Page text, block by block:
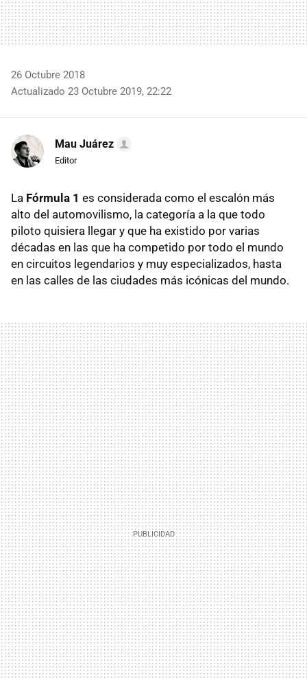
26 Octubre 2018
Actualizado 23 Octubre 2019, 22:22
Mau Juárez
Editor
La Fórmula 1 es considerada como el escalón más
alto del automovilismo, la categoría a la que todo
piloto quisiera llegar y que ha existido por varias
décadas en las que ha competido por todo el mundo
en circuitos legendarios y muy especializados, hasta
en las calles de las ciudades más icónicas del mundo.